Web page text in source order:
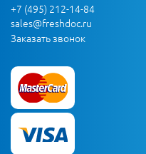
+7 (495) 212-14-84
sales@freshdoc.ru
Заказать звонок